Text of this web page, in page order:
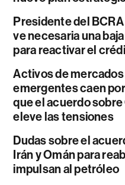
Presidente del
ve necesaria una
para reactivar el
Activos de mercados
emergentes caen
que el acuerdo
eleve las tensiones
Dudas sobre el
Irán y Omán para
impulsan al petróleo